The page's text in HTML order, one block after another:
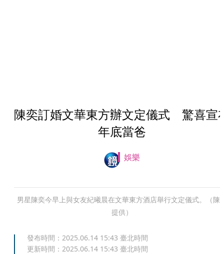
陳奕訂婚文華東方辦文定儀式 驚喜宣
年底當爸
娛樂
男星陳奕今早上與女友紀曦晨在文華東方酒店舉行文定儀式。（陳
提供）
發布時間： 2025.06.14 15:43 臺北時間
更新時間： 2025.06.14 15:43 臺北時間